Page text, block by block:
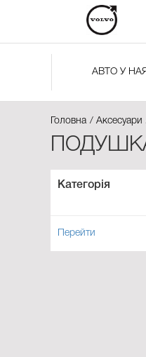
АВТО У
Головна Аксесуари
Категорія
Перейти